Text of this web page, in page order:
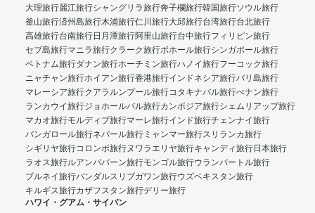
大理旅行麗江旅行シャングリラ旅行奔子欄旅行韓国旅行ソウル旅行
釜山旅行済州島旅行木浦旅行仁川旅行大邱旅行台湾旅行台北旅行
高雄旅行台南旅行日月潭旅行阿里山旅行台中旅行フィリピン旅行
セブ島旅行マニラ旅行クラーク旅行ボホール旅行シンガポール旅行
ベトナム旅行ダナン旅行ホーチミン旅行ハノイ旅行フーコック旅行
ニャチャン旅行ホイアン旅行香港旅行インドネシア旅行バリ島旅行
マレーシア旅行クアラルンプール旅行コタキナバル旅行ぺナン旅行
ランカウイ旅行ジョホールバル旅行カンボジア旅行シェムリアップ旅行
マカオ旅行モルディブ旅行マーレ旅行インド旅行チェンナイ旅行
バンガロール旅行ネパール旅行 ミャンマー旅行スリランカ旅行
シギリヤ旅行コロンボ旅行ヌワラエリヤ旅行キャンディ旅行日本旅行
ラオス旅行ルアンパバーン旅行モンゴル旅行ウランバートル旅行
ブルネイ旅行バンダルスリブガワン旅行ウズベキスタン旅行
キルギス旅行カザフスタン旅行デリー旅行
ハワイ・グアム・サイパン